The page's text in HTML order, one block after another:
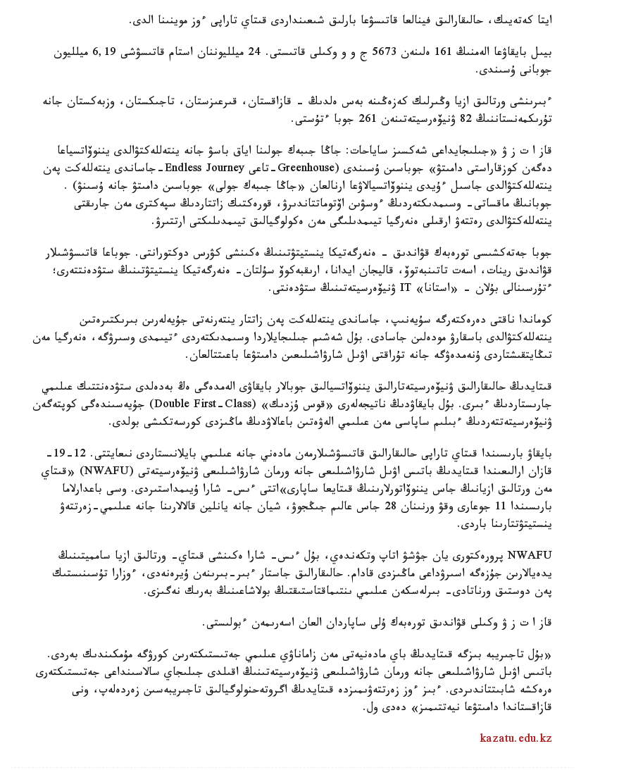
ايتا كەتەيىك، حالىقارالىق فينالعا قاتىسۋعا بارلىق شىعىنداردى قىتاي تاراپى ءوز موينىنا الدى.
بيىل بايقاۋعا الەمنىڭ 161 ەلىنەن 5673 ج و و وكىلى قاتىستى. 24 ميلليوننان استام قاتىسۋشى 6,19 ميلليون
جوبانى ۇسىندى.
ءبىرىنشى ورتالىق ازيا وڭىرلىك كەزەڭىنە بەس ەلدىڭ - قازاقستان، قىرعىزستان، تاجىكستان، وزبەكستان جانە
تۇرىكمەنستاننىڭ 82 ۋنيۆەرسيتەتىنەن 261 جوبا ءتۇستى.
قاز ا ت ز ۋ «جىلىجايداعى شەكسىز ساياحات: جاڭا جىبەك جولىنا اياق باسۋ جانە ينتەللەكتۋالدى يننوۆاتسياعا
دەگەن كوزقاراستى دامىتۋ» جوباسىن ۇسىندى (Greenhouse-تاعى Endless Journey-جاساندى ينتەللەكت پەن
ينتەللەكتۋالدى جاسىل ءۇيدى يننوۆاتسيالاۋعا ارنالعان «جاڭا جىبەك جولى» جوباسىن دامىتۋ جانە ۇسىنۋ) .
جوبانىڭ ماقساتى- وسىمدىكتەردىڭ ءوسۋىن اۆتوماتتاندىرۋ، قورەكتىك زاتتاردىڭ سپەكترى مەن جارىقتى
ينتەللەكتۋالدى رەتتەۋ ارقىلى ەنەرگيا تيىمدىلىگى مەن ەكولوگيالىق تيىمدىلىكتى ارتتىرۋ.
جوبا جەتەكشىسى تورەبەك قۋاندىق - ەنەرگەتيكا ينستيتۋتىنىڭ ەكىنشى كۋرس دوكتورانتى. جوباعا قاتىسۋشىلار
قۋاندىق رينات، اسەت تاتىنبەتوۆ، قاليجان ايدانا، ارىقبەكوۆ سۇلتان- ەنەرگەتيكا ينستيتۋتىنىڭ ستۋدەنتتەرى؛
ءتۇرسىنالى بۇلان - «استانا» IT ۋنيۆەرسيتەتىنىڭ ستۋدەنتى.
كوماندا ناقتى دەرەكتەرگە سۇيەنىپ، جاساندى ينتەللەكت پەن زاتتار ينتەرنەتى جۇيەلەرىن بىرىكتىرەتىن
ينتەللەكتۋالدى باسقارۋ مودەلىن جاسادى. بۇل شەشىم جىلىجايلاردا وسىمدىكتەردى ءتيىمدى وسىرۋگە، ەنەرگيا مەن
تىڭايتقىشتاردى ۇنەمدەۋگە جانە تۇراقتى اۋىل شارۋاشىلىعىن دامىتۋعا باعىتتالعان.
قىتايدىڭ حالىقارالىق ۋنيۆەرسيتەتارالىق يننوۆاتسيالىق جوبالار بايقاۋى الەمدەگى ەڭ بەدەلدى ستۋدەنتتىك عىلىمي
جارىستاردىڭ ءبىرى. بۇل بايقاۋدىڭ ناتيجەلەرى «قوس ۇزدىك» (Double First-Class) جۇيەسىندەگى كوپتەگەن
ۋنيۆەرسيتەتتەردىڭ ءبىلىم ساپاسى مەن عىلىمي الەۋەتىن باعالاۋدىڭ ماڭىزدى كورسەتكىشى بولدى.
بايقاۋ بارىسىندا قىتاي تاراپى حالىقارالىق قاتىسۋشىلارمەن مادەني جانە عىلىمي بايلانىستاردى نىعايتتى. 12-19-
قازان ارالىعىندا قىتايدىڭ باتىس اۋىل شارۋاشىلىعى جانە ورمان شارۋاشىلىعى ۋنيۆەرسيتەتى (NWAFU) «قىتاي
مەن ورتالىق ازيانىڭ جاس يننوۆاتورلارىنىڭ قىتايعا ساپارى»اتتى ءىس- شارا ۇيىمداستىردى. وسى باعدارلاما
بارىسىندا 11 جوعارى وقۋ ورنىنان 28 جاس عالىم جىڭجوۋ، شيان جانە يانلين قالالارىنا جانە عىلىمي-زەرتتەۋ
ينستيتۋتتارىنا باردى.
NWAFU پرورەكتورى يان جۋشۋ اتاپ وتكەندەي، بۇل ءىس- شارا ەكىنشى قىتاي- ورتالىق ازيا سامميتىنىڭ
يدەيالارىن جۇزەگە اسىرۋداعى ماڭىزدى قادام. حالىقارالىق جاستار ءبىر-بىرىنەن ۇيرەنەدى، ءوزارا تۇسىنىستىك
پەن دوستىق ورناتادى- بىرلەسكەن عىلىمي ىنتىماقتاستىقتىڭ بولاشاعىنىڭ بەرىك نەگىزى.
قاز ا ت ز ۋ وكىلى قۋاندىق تورەبەك ۇلى ساپاردان العان اسەرىمەن ءبولىستى.
«بۇل تاجىريبە بىزگە قىتايدىڭ باي مادەنيەتى مەن زاماناۋي عىلىمي جەتىستىكتەرىن كورۋگە مۇمكىندىك بەردى.
باتىس اۋىل شارۋاشىلىعى جانە ورمان شارۋاشىلىعى ۋنيۆەرسيتەتىنىڭ اقىلدى جىلىجاي سالاسىنداعى جەتىستىكتەرى
ەرەكشە شابىتتاندىردى. ءبىز ءوز زەرتتەۋىمىزدە قىتايدىڭ اگروتەحنولوگيالىق تاجىريبەسىن زەردەلەپ، ونى
قازاقستاندا دامىتۋعا نيەتتىمىز» دەدى ول.
kazatu.edu.kz